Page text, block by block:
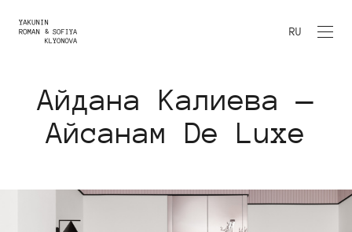
RU
Айдана Калиева —
Айсанам De Luxe